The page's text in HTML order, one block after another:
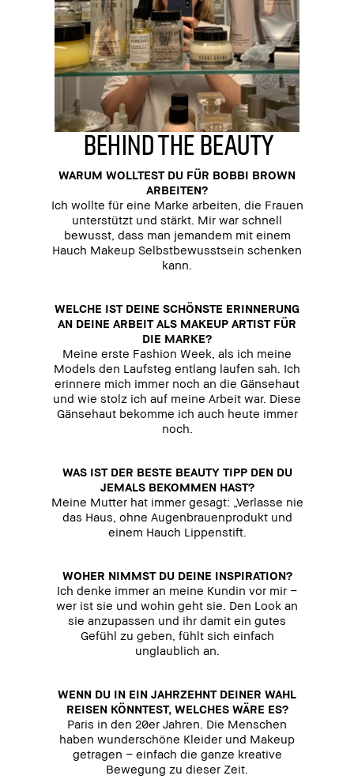
behind the beauty
WARUM WOLLTEST DU FÜR BOBBI BROWN
ARBEITEN?
Ich wollte für eine Marke arbeiten, die Frauen
unterstützt und stärkt. Mir war schnell
bewusst, dass man jemandem mit einem
Hauch Makeup Selbstbewusstsein schenken
kann.
WELCHE IST DEINE SCHÖNSTE ERINNERUNG
AN DEINE ARBEIT ALS MAKEUP ARTIST FÜR
DIE MARKE?
Meine erste Fashion Week, als ich meine
Models den Laufsteg entlang laufen sah. Ich
erinnere mich immer noch an die Gänsehaut
und wie stolz ich auf meine Arbeit war. Diese
Gänsehaut bekomme ich auch heute immer
noch.
WAS IST DER BESTE BEAUTY TIPP DEN DU
JEMALS BEKOMMEN HAST?
Meine Mutter hat immer gesagt: „Verlasse nie
das Haus, ohne Augenbrauenprodukt und
einem Hauch Lippenstift.
WOHER NIMMST DU DEINE INSPIRATION?
Ich denke immer an meine Kundin vor mir –
wer ist sie und wohin geht sie. Den Look an
sie anzupassen und ihr damit ein gutes
Gefühl zu geben, fühlt sich einfach
unglaublich an.
WENN DU IN EIN JAHRZEHNT DEINER WAHL
REISEN KÖNNTEST, WELCHES WÄRE ES?
Paris in den 20er Jahren. Die Menschen
haben wunderschöne Kleider und Makeup
getragen – einfach die ganze kreative
Bewegung zu dieser Zeit.